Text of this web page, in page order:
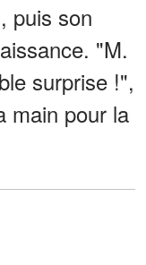
puis son
"M.
surprise !",
main pour la